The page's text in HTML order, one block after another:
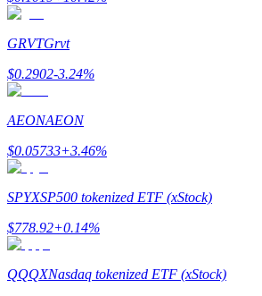
Bitrue-partners
Bitrue Affiliates
GRVTGrvt
$0.2902-3.24%
AEONAEON
$0.05733+3.46%
SPYXSP500 tokenized ETF (xStock)
$778.92+0.14%
QQQXNasdaq tokenized ETF (xStock)